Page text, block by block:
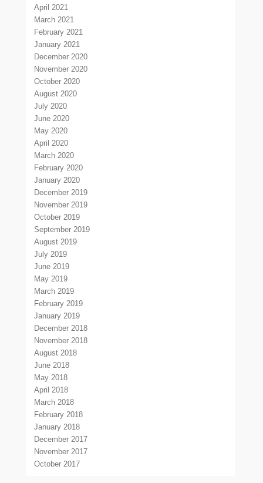
April 2021
March 2021
February 2021
January 2021
December 2020
November 2020
October 2020
August 2020
July 2020
June 2020
May 2020
April 2020
March 2020
February 2020
January 2020
December 2019
November 2019
October 2019
September 2019
August 2019
July 2019
June 2019
May 2019
March 2019
February 2019
January 2019
December 2018
November 2018
August 2018
June 2018
May 2018
April 2018
March 2018
February 2018
January 2018
December 2017
November 2017
October 2017